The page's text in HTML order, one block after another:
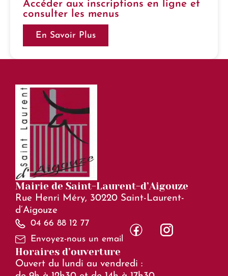
Accéder aux inscriptions en ligne et
consulter les menus
En Savoir Plus
Mairie de Saint-Laurent-d’Aigouze
Rue Henri Méry, 30220 Saint-Laurent-
d’Aigouze
04 66 88 12 77
Envoyez-nous un email
Horaires d’ouverture
Ouvert du lundi au vendredi :